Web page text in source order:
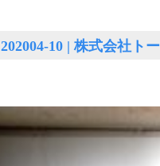
202004-10 | 株式会社ト